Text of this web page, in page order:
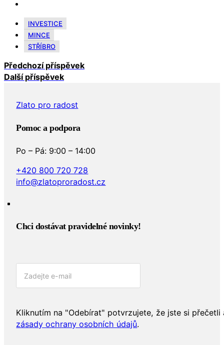
INVESTICE
MINCE
STŘÍBRO
Předchozí příspěvek
Další příspěvek
Zlato pro radost
Pomoc a podpora
Po – Pá: 9:00 – 14:00
+420 800 720 728
info@zlatoproradost.cz
Chci dostávat pravidelné novinky!​
Kliknutím na "Odebírat" potvrzujete, že jste si přečetli
zásady ochrany osobních údajů.